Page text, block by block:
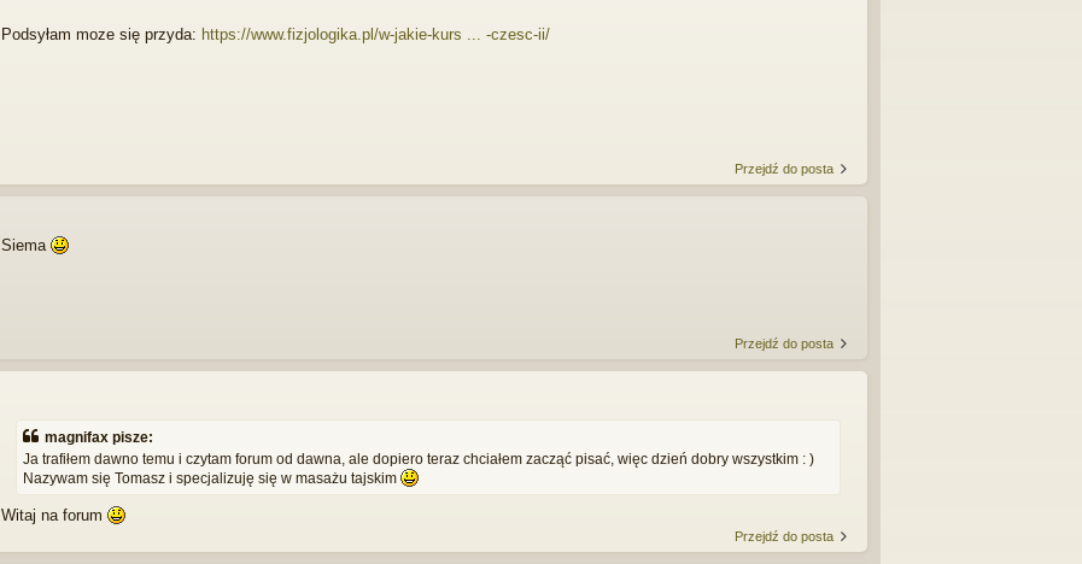
Podsyłam moze się przyda: https://www.fizjologika.pl/w-jakie-kurs ... -czesc-ii/
Przejdź do posta
Siema
Przejdź do posta
magnifax pisze:
Ja trafiłem dawno temu i czytam forum od dawna, ale dopiero teraz chciałem zacząć pisać, więc dzień dobry wszystkim : )
Nazywam się Tomasz i specjalizuję się w masażu tajskim
Witaj na forum
Przejdź do posta